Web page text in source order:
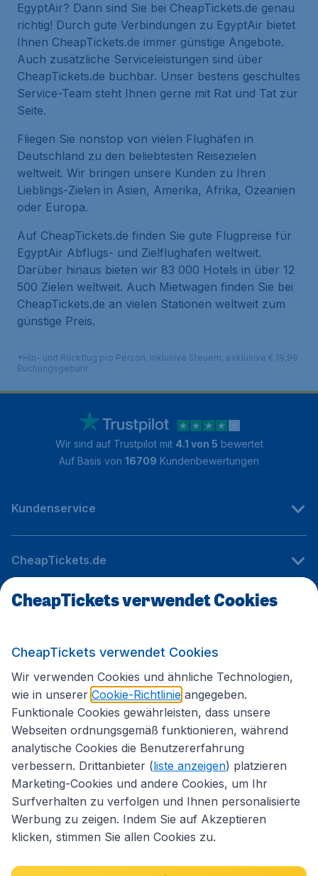
EgyptAir? Dann sind Sie bei CheapTickets.de genau
richtig! Durch gute Verbindungen zu EgyptAir bietet
Ihnen CheapTickets.de immer günstige Angebote.
Auch zusätzliche Serviceleistungen sind über
CheapTickets.de buchbar. Unser bestens geschultes
Service-Team steht Ihnen gerne mit Rat und Tat zur
Seite.
Fliegen Sie nonstop von vielen Flughäfen in
Deutschland zu den beliebtesten Reisezielen
weltweit. Wir bringen unsere Kunden zu Ihren
Lieblings-Zielen in Asien, Amerika, Afrika, Ozeanien
oder Europa.
Auf CheapTickets.de finden Sie gute Flugpreise für
EgyptAir Abflugs- und Zielflughafen weltweit.
Darüber hinaus bieten wir 83 000 Hotels in über 12
500 Zielen weltweit. Auch Mietwagen finden Sie bei
CheapTickets.de an vielen Stationen weltweit zum
günstige Preis.
*Hin- und Rückflug pro Person, inklusive Steuern, exklusive € 19,99
Buchungsgebühr.
Wir sind auf Trustpilot mit 4.1 von 5 bewertet
Auf Basis von 16709 Kundenbewertungen
Kundenservice
CheapTickets.de
Internationale Webseiten
Folgen Sie uns:
CheapTickets verwendet Cookies
CheapTickets verwendet Cookies
Wir verwenden Cookies und ähnliche Technologien,
wie in unserer Cookie-Richtlinie angegeben.
Funktionale Cookies gewährleisten, dass unsere
Webseiten ordnungsgemäß funktionieren, während
analytische Cookies die Benutzererfahrung
verbessern. Drittanbieter (liste anzeigen) platzieren
Marketing-Cookies und andere Cookies, um Ihr
Surfverhalten zu verfolgen und Ihnen personalisierte
Werbung zu zeigen. Indem Sie auf Akzeptieren
klicken, stimmen Sie allen Cookies zu.